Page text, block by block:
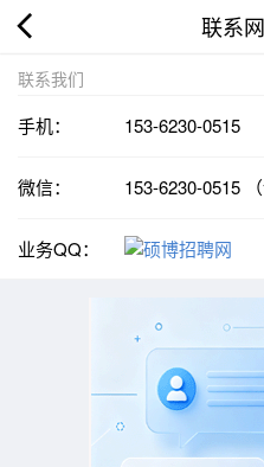
联系
联系我们
手机： 153-6230-0515
微信： 153-6230-0515
业务QQ：